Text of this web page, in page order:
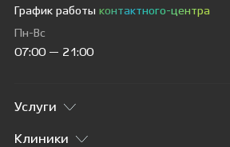
График работы контактного-центра
Пн-Вс
07:00 — 21:00
Услуги
Клиники